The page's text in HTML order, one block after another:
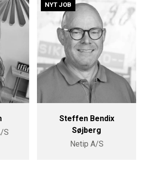
S
NYT JOB
Steffen Bendix
Søjberg
Netip A/S